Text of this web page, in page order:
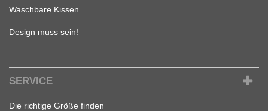
Waschbare Kissen
Design muss sein!
SERVICE
Die richtige Größe finden